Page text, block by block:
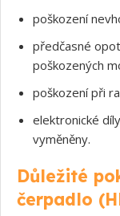
poškození
předčasné
poškozených
poškození při
elektronické
vyměněny.
Důležité
čerpadlo